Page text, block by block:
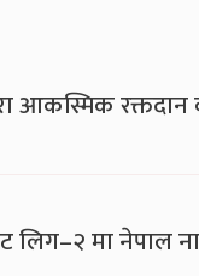
आकस्मिक
लिग–२ मा नेपाल